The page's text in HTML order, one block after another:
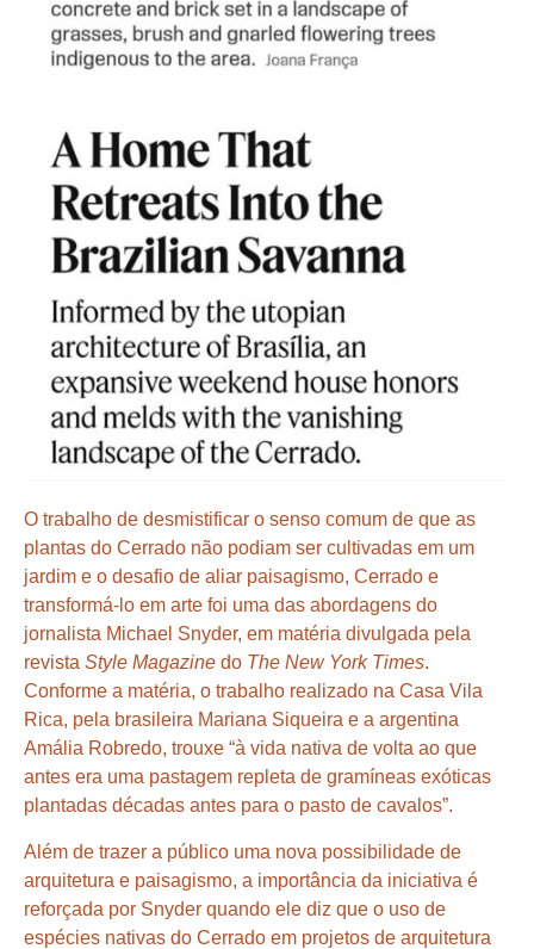
O trabalho de desmistificar o senso comum de que as
plantas do Cerrado não podiam ser cultivadas em um
jardim e o desafio de aliar paisagismo, Cerrado e
transformá-lo em arte foi uma das abordagens do
jornalista Michael Snyder, em matéria divulgada pela
revista Style Magazine do The New York Times.
Conforme a matéria, o trabalho realizado na Casa Vila
Rica, pela brasileira Mariana Siqueira e a argentina
Amália Robredo, trouxe “à vida nativa de volta ao que
antes era uma pastagem repleta de gramíneas exóticas
plantadas décadas antes para o pasto de cavalos”.
Além de trazer a público uma nova possibilidade de
arquitetura e paisagismo, a importância da iniciativa é
reforçada por Snyder quando ele diz que o uso de
espécies nativas do Cerrado em projetos de arquitetura